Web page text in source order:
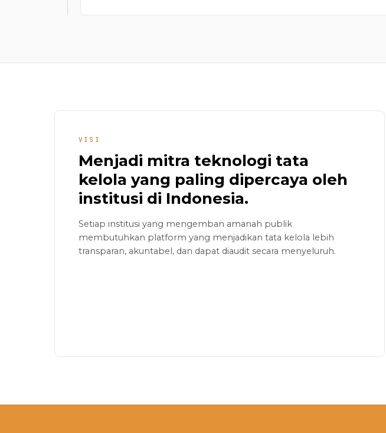
VISI
Menjadi mitra teknologi tata
kelola yang paling dipercaya oleh
institusi di Indonesia.
Setiap institusi yang mengemban amanah publik
membutuhkan platform yang menjadikan tata kelola lebih
transparan, akuntabel, dan dapat diaudit secara menyeluruh.